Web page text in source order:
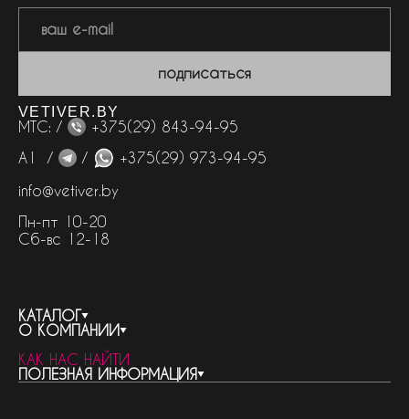
подписаться
VETIVER.BY
МТС: /
+375(29) 843-94-95
А1 /
/
+375(29) 973-94-95
info@vetiver.by
Пн-пт 10-20
Сб-вс 12-18
КАТАЛОГ
весь каталог
бренды
женская парфюмерия
О КОМПАНИИ
контакты
о компании
КАК НАС НАЙТИ
ПОЛЕЗНАЯ ИНФОРМАЦИЯ